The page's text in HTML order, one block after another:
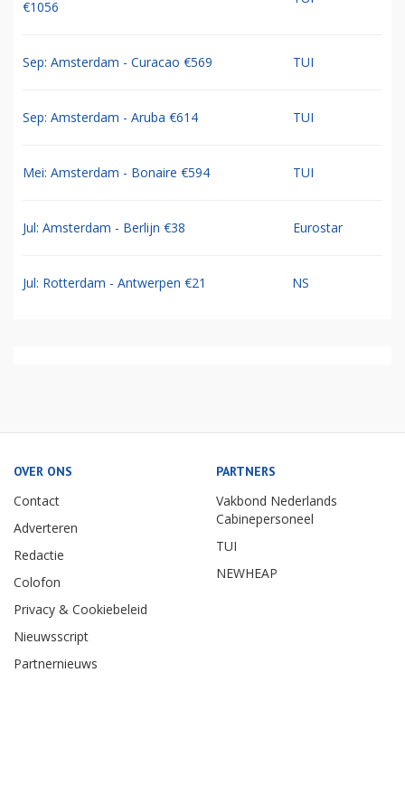
€1056
Sep: Amsterdam - Curacao €569 TUI
Sep: Amsterdam - Aruba €614 TUI
Mei: Amsterdam - Bonaire €594 TUI
Jul: Amsterdam - Berlijn €38 Eurostar
Jul: Rotterdam - Antwerpen €21 NS
OVER ONS
Contact
Adverteren
Redactie
Colofon
Privacy & Cookiebeleid
Nieuwsscript
Partnernieuws
PARTNERS
Vakbond Nederlands
Cabinepersoneel
TUI
NEWHEAP